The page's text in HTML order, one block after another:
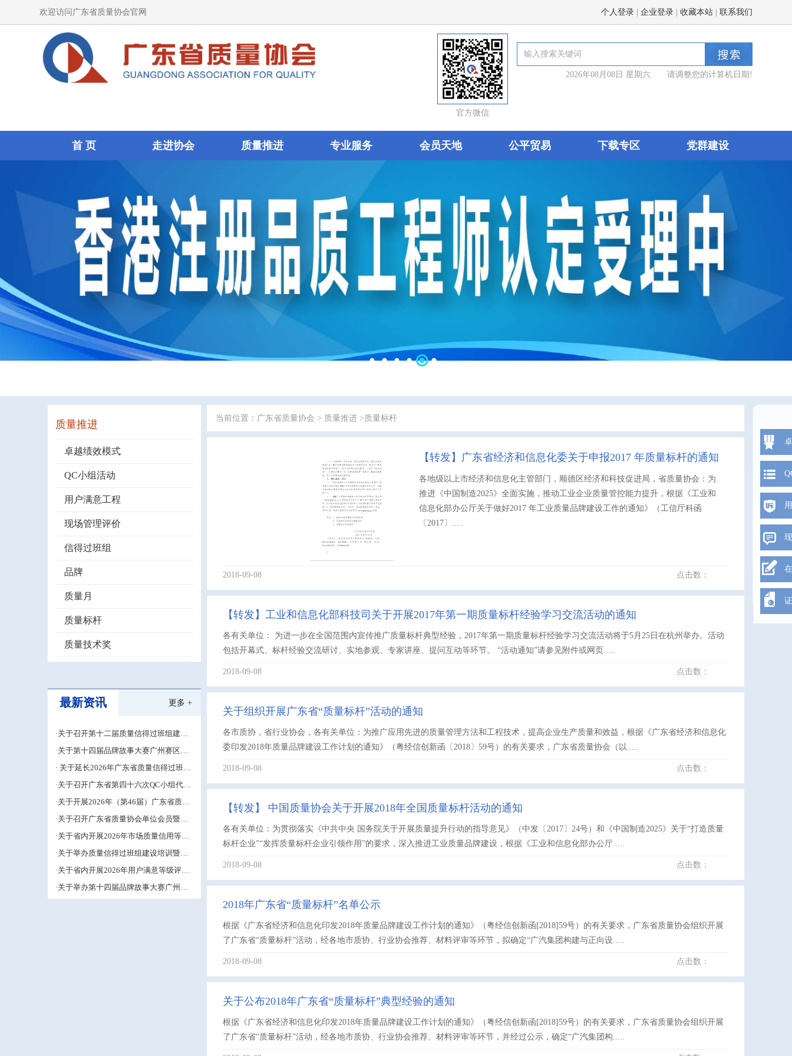
欢迎访问广东省质量协会官网 个人登录| 企业登录| 收藏本站| 联系我们
官方微信
2026年08月08日 星期六 请调整您的计算机日期!
首 页 走进协会 质量推进 专业服务 会员天地 公平贸易 下载专区 党群建设
质量推进
卓越绩效模式
QC小组活动
用户满意工程
现场管理评价
信得过班组
品牌
质量月
质量标杆
质量技术奖
最新资讯 更多 +
·关于召开第十二届质量信得过班组建设
经验交流大会的通知
·关于第十四届品牌故事大赛广州赛区的
补充通知
· 关于延长2026年广东省质量信得过班组
建设材料申报期限的通知
·关于召开广东省第四十六次QC小组代表
大会成果交流培训活动的通知
·关于开展2026年（第46届）广东省质量
管理小组活动推进工作的预通知
·关于召开广东省质量协会单位会员暨第
五届中小企业QC小组成果交流培训活动
的补充通知
·关于省内开展2026年市场质量信用等级
评价工作的通知
·关于举办质量信得过班组建设培训暨班
组长能力提升研修班的通知
·关于省内开展2026年用户满意等级评价
工作的通知
·关于举办第十四届品牌故事大赛广州赛
区的通知
当前位置： 广东省质量协会 > 质量推进>质量标杆
【转发】广东省经济和信息化委关于申报2017 年质量标杆的通知
各地级以上市经济和信息化主管部门，顺德区经济和科技促进局，省质量协会：为
推进《中国制造2025》全面实施，推动工业企业质量管控能力提升，根据《工业和
信息化部办公厅关于做好2017 年工业质量品牌建设工作的通知》（工信厅科函
〔2017〕.....
2018-09-08 点击数：
【转发】工业和信息化部科技司关于开展2017年第一期质量标杆经验学习交流活动的通知
各有关单位： 为进一步在全国范围内宣传推广质量标杆典型经验，2017年第一期质量标杆经验学习交流活动将于5月25日在杭州举办。活动
包括开幕式、标杆经验交流研讨、实地参观、专家讲座、提问互动等环节。 “活动通知”请参见附件或网页.....
2018-09-08 点击数：
关于组织开展广东省“质量标杆”活动的通知
各市质协，省行业协会，各有关单位：为推广应用先进的质量管理方法和工程技术，提高企业生产质量和效益，根据《广东省经济和信息化
委印发2018年质量品牌建设工作计划的通知》（粤经信创新函〔2018〕59号）的有关要求，广东省质量协会（以.....
2018-09-08 点击数：
【转发】 中国质量协会关于开展2018年全国质量标杆活动的通知
各有关单位：为贯彻落实《中共中央 国务院关于开展质量提升行动的指导意见》（中发〔2017〕24号）和《中国制造2025》关于“打造质量
标杆企业”“发挥质量标杆企业引领作用”的要求，深入推进工业质量品牌建设，根据《工业和信息化部办公厅.....
2018-09-08 点击数：
2018年广东省“质量标杆”名单公示
根据《广东省经济和信息化印发2018年质量品牌建设工作计划的通知》（粤经信创新函[2018]59号）的有关要求，广东省质量协会组织开展
了广东省“质量标杆”活动，经各地市质协、行业协会推荐、材料评审等环节，拟确定“广汽集团构建与正向设.....
2018-09-08 点击数：
关于公布2018年广东省“质量标杆”典型经验的通知
根据《广东省经济和信息化印发2018年质量品牌建设工作计划的通知》（粤经信创新函[2018]59号）的有关要求，广东省质量协会组织开展
了广东省“质量标杆”活动，经各地市质协、行业协会推荐、材料评审等环节，并经过公示，确定“广汽集团构.....